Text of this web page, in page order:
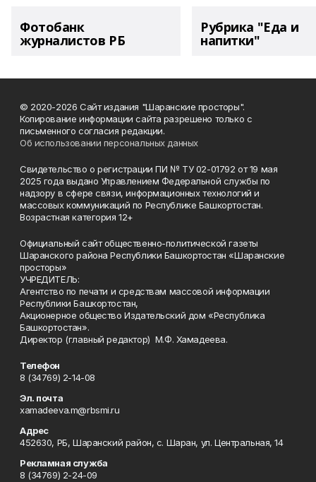
Фотобанк
журналистов РБ
Рубрика "Еда и
напитки"
© 2020-2026 Сайт издания "Шаранские просторы".
Копирование информации сайта разрешено только с
письменного согласия редакции.
Об использовании персональных данных
Свидетельство о регистрации ПИ № ТУ 02-01792 от 19 мая
2025 года выдано Управлением Федеральной службы по
надзору в сфере связи, информационных технологий и
массовых коммуникаций по Республике Башкортостан.
Возрастная категория 12+
Официальный сайт общественно-политической газеты
Шаранского района Республики Башкортостан «Шаранские
просторы»
УЧРЕДИТЕЛЬ:
Агентство по печати и средствам массовой информации
Республики Башкортостан,
Акционерное общество Издательский дом «Республика
Башкортостан».
Директор (главный редактор) М.Ф. Хамадеева.
Телефон
8 (34769) 2-14-08
Эл. почта
xamadeeva.m@rbsmi.ru
Адрес
452630, РБ, Шаранский район, с. Шаран, ул. Центральная, 14
Рекламная служба
8 (34769) 2-24-09